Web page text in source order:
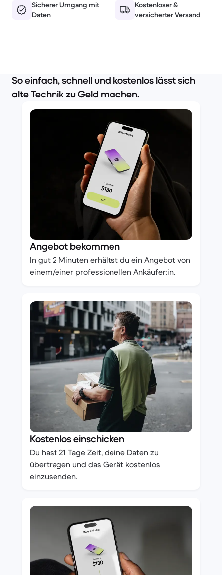
Sicherer Umgang mit
Daten
Kostenloser &
versicherter Versand
So einfach, schnell und kostenlos lässt sich
alte Technik zu Geld machen.
Angebot bekommen
In gut 2 Minuten erhältst du ein Angebot von
einem/einer professionellen Ankäufer:in.
Kostenlos einschicken
Du hast 21 Tage Zeit, deine Daten zu
übertragen und das Gerät kostenlos
einzusenden.